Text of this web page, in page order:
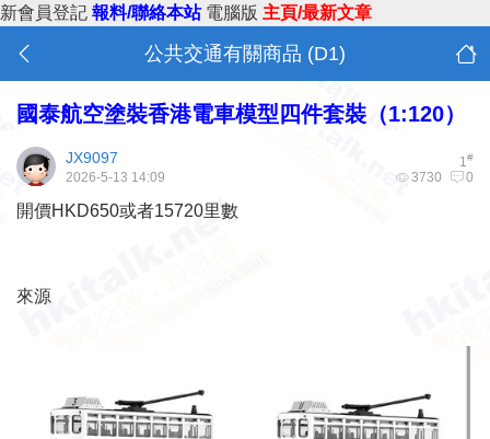
新會員登記 報料/聯絡本站 電腦版 主頁/最新文章
公共交通有關商品 (D1)
國泰航空塗裝香港電車模型四件套裝（1:120）
1#
JX9097
3730 0
2026-5-13 14:09
開價HKD650或者15720里數
來源